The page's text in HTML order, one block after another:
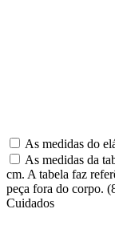
As medidas do
As medidas da
cm. A tabela faz
peça fora do corpo.
Cuidados